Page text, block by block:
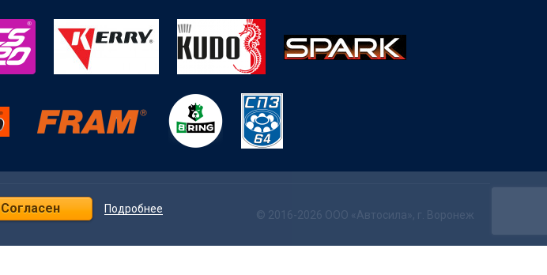
© 2016-2026 ООО «Автосила», г. Воронеж
Согласен Подробнее